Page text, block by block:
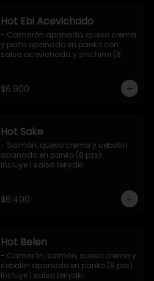
Hot Ebi Acevichado
- Camarón apanado, queso crema
y palta apanado en panko con
salsa acevichada y shichimi (8
$6.900
Hot Sake
- Salmón, queso crema y cebollin
apanado en panko (8 pzs).
Incluye 1 salsa teriyaki.
$6.400
Hot Belen
- Camarón, salmón, queso crema y
cebollin apanado en panko (8 pzs).
Incluye 1 salsa teriyaki.